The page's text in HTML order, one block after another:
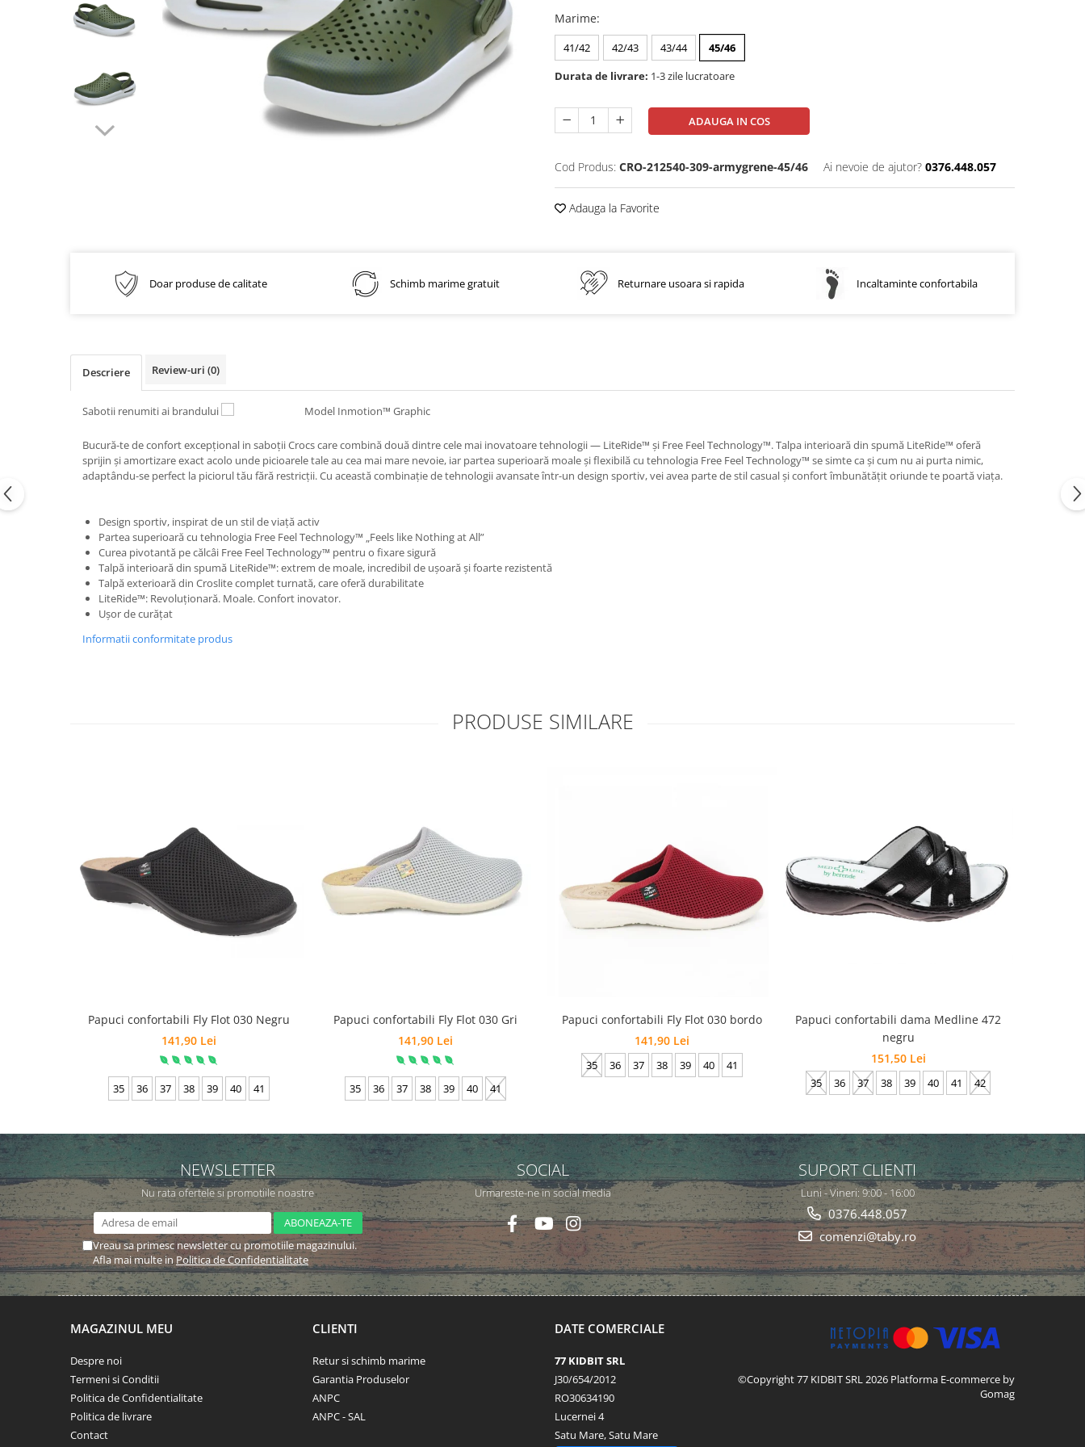
Marime:
41/42 42/43 43/44
45/46
Durata de livrare: 1-3 zile lucratoare
ADAUGA IN COS
Cod Produs: CRO-212540-309-armygrene-45/46 Ai nevoie de ajutor? 0376.448.057
Adauga la Favorite
Doar produse de calitate Schimb marime gratuit Returnare usoara si rapida Incaltaminte confortabila
Descriere Review-uri (0)
Sabotii renumiti ai brandului Model Inmotion™ Graphic
Bucură-te de confort excepțional in saboții Crocs care combină două dintre cele mai inovatoare tehnologii — LiteRide™ și Free Feel Technology™. Talpa interioară din spumă LiteRide™ oferă
sprijin și amortizare exact acolo unde picioarele tale au cea mai mare nevoie, iar partea superioară moale și flexibilă cu tehnologia Free Feel Technology™ se simte ca și cum nu ai purta nimic,
adaptându-se perfect la piciorul tău fără restricții. Cu această combinație de tehnologii avansate într-un design sportiv, vei avea parte de stil casual și confort îmbunătățit oriunde te poartă viața.
Design sportiv, inspirat de un stil de viață activ
Partea superioară cu tehnologia Free Feel Technology™ „Feels like Nothing at All”
Curea pivotantă pe călcâi Free Feel Technology™ pentru o fixare sigură
Talpă interioară din spumă LiteRide™: extrem de moale, incredibil de ușoară și foarte rezistentă
Talpă exterioară din Croslite complet turnată, care oferă durabilitate
LiteRide™: Revoluționară. Moale. Confort inovator.
Ușor de curățat
Informatii conformitate produs
PRODUSE SIMILARE
Papuci confortabili Fly Flot 030 Negru
141,90 Lei
35 36 37 38 39 40 41
Papuci confortabili Fly Flot 030 Gri
141,90 Lei
35 36 37 38 39 40 41
Papuci confortabili Fly Flot 030 bordo
141,90 Lei
35 36 37 38 39 40 41
Papuci confortabili dama Medline 472
negru
151,50 Lei
35 36 37 38 39 40 41 42
NEWSLETTER
Nu rata ofertele si promotiile noastre
Vreau sa primesc newsletter cu promotiile magazinului.
Afla mai multe in Politica de Confidentialitate
SOCIAL
Urmareste-ne in social media
SUPORT CLIENTI
Luni - Vineri: 9:00 - 16:00
0376.448.057
comenzi@taby.ro
MAGAZINUL MEU
Despre noi
Termeni si Conditii
Politica de Confidentialitate
Politica de livrare
Contact
CLIENTI
Retur si schimb marime
Garantia Produselor
ANPC
ANPC - SAL
DATE COMERCIALE
77 KIDBIT SRL
J30/654/2012
RO30634190
Lucernei 4
Satu Mare, Satu Mare
©Copyright 77 KIDBIT SRL 2026 Platforma E-commerce by
Gomag